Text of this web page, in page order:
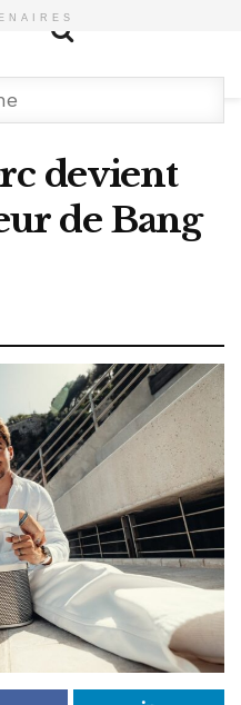
devient
de Bang